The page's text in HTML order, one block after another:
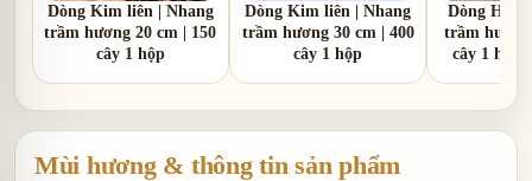
Dòng Kim liên | Nhang
trầm hương 20 cm | 150
cây 1 hộp
Dòng Kim liên | Nhang
trầm hương 30 cm | 400
cây 1 hộp
Dòng Hạ
trầm hương
cây 1 hộp
Mùi hương & thông tin sản phẩm